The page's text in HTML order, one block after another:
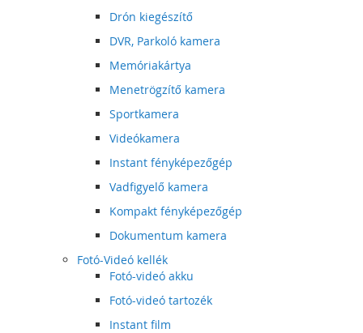
Drón kiegészítő
DVR, Parkoló kamera
Memóriakártya
Menetrögzítő kamera
Sportkamera
Videókamera
Instant fényképezőgép
Vadfigyelő kamera
Kompakt fényképezőgép
Dokumentum kamera
Fotó-Videó kellék
Fotó-videó akku
Fotó-videó tartozék
Instant film